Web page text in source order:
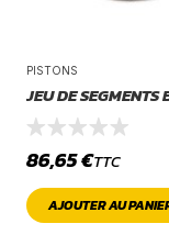
PISTONS
JEU DE
86,65€TTC
AJOUTER AU